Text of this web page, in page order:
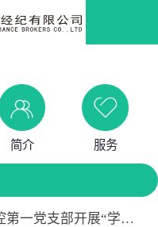
简介 服务
华西金控第一党支部开展“学党史 知党情 做合格党员”主题教育工作会